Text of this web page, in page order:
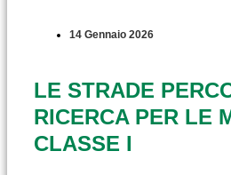
14 Gennaio 2026
LE STRADE
RICERCA PER LE
CLASSE I